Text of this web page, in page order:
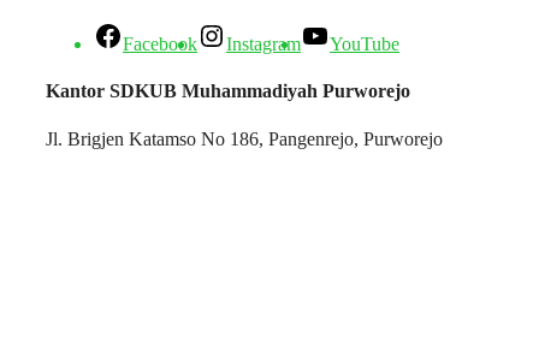
Facebook Instagram YouTube
Kantor SDKUB Muhammadiyah Purworejo
Jl. Brigjen Katamso No 186, Pangenrejo, Purworejo